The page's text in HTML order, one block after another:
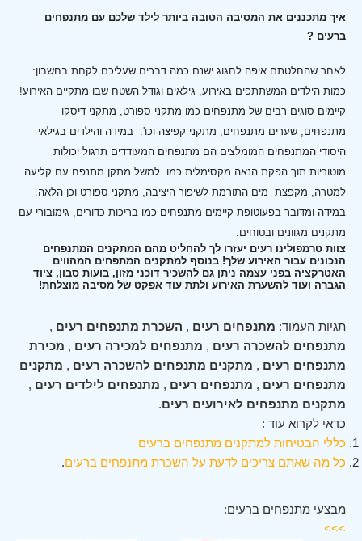
איך מתכננים את המסיבה הטובה ביותר לילד שלכם עם מתנפחים
ברעים ?
לאחר שהחלטתם איפה לחגוג ישנם כמה דברים שעליכם לקחת בחשבון:
כמות הילדים המשתתפים באירוע, גילאים וגודל השטח שבו מתקיים האירוע!
קיימים סוגים רבים של מתנפחים כמו מתקני ספורט, מתקני דיסקו
מתנפחים, שערים מתנפחים, מתקני קפיצה וכו'. במידה והילדים בגילאי
היסודי המתנפחים המומלצים הם מתנפחים המעודדים תרגול יכולות
מוטוריות תוך הפקת הנאה מקסימלית כמו למשל מתקן מתנפח עם קליעה
למטרה, מקפצת מים התורמת לשיפור היציבה, מתקני ספורט וכן הלאה.
במידה ומדובר בפעוטופת קיימים מתנפחים כמו בריכות כדורים, גימובורי עם
מתקנים מגוונים ובטוחים.
צוות טרמפולינו רעים יעזרו לך להחליט מהם המתקנים המתנפחים
הנכונים עבור האירוע שלך! בנוסף למתקנים המתפחים המהווים
האטרקציה בפני עצמה ניתן גם להשכיר דוכני מזון, בועות סבון, ציוד
הגברה ועוד להשערת האירוע ולתת עוד אפקט של מסיבה מוצלחת!
תגיות העמוד: מתנפחים רעים , השכרת מתנפחים רעים ,
מתנפחים להשכרה רעים , מתנפחים למכירה רעים , מכירת
מתנפחים רעים , מתקנים מתנפחים להשכרה רעים , מתקנים
מתנפחים רעים , מתנפחים רעים , מתנפחים לילדים רעים ,
מתקנים מתנפחים לאירועים רעים.
כדאי לקרוא עוד :
כללי הבטיחות למתקנים מתנפחים ברעים
כל מה שאתם צריכים לדעת על השכרת מתנפחים ברעים.
מבצעי מתנפחים ברעים:
>>>